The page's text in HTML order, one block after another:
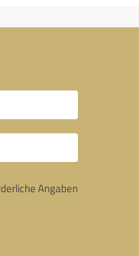
Angaben